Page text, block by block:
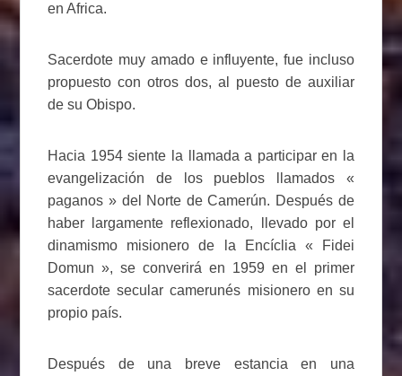
en Africa.
Sacerdote muy amado e influyente, fue incluso
propuesto con otros dos, al puesto de auxiliar
de su Obispo.
Hacia 1954 siente la llamada a participar en la
evangelización de los pueblos llamados «
paganos » del Norte de Camerún. Después de
haber largamente reflexionado, llevado por el
dinamismo misionero de la Encíclia « Fidei
Domun », se converirá en 1959 en el primer
sacerdote secular camerunés misionero en su
propio país.
Después de una breve estancia en una